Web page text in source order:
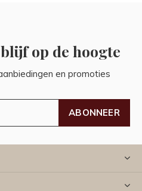
op de hoogte
en promoties
ABONNEER